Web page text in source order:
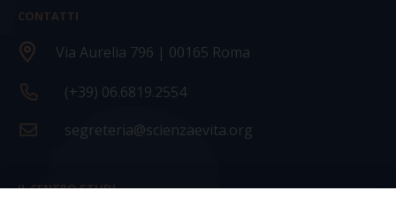
CONTATTI
Via Aurelia 796 | 00165 Roma
(+39) 06.6819.2554
segreteria@scienzaevita.org
IL CENTRO STUDI